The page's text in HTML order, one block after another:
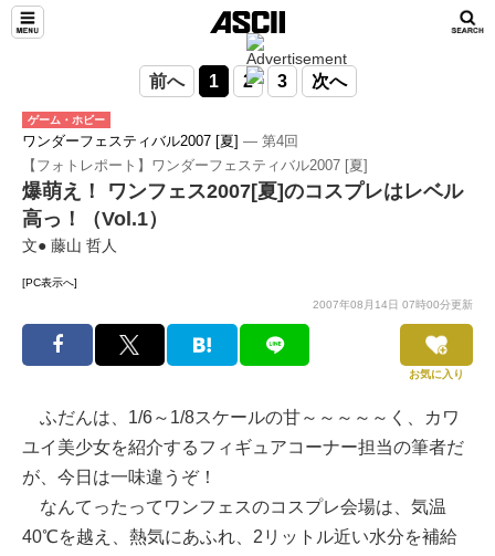
前へ 1 2 3 次へ
ゲーム・ホビー
ワンダーフェスティバル2007 [夏] ― 第4回
【フォトレポート】ワンダーフェスティバル2007 [夏]
爆萌え！ ワンフェス2007[夏]のコスプレはレベル
高っ！（Vol.1）
文● 藤山 哲人
[PC表示へ]
2007年08月14日 07時00分更新
お気に入り
ふだんは、1/6～1/8スケールの甘～～～～～く、カワ
ユイ美少女を紹介するフィギュアコーナー担当の筆者だ
が、今日は一味違うぞ！
なんてったってワンフェスのコスプレ会場は、気温
40℃を越え、熱気にあふれ、2リットル近い水分を補給